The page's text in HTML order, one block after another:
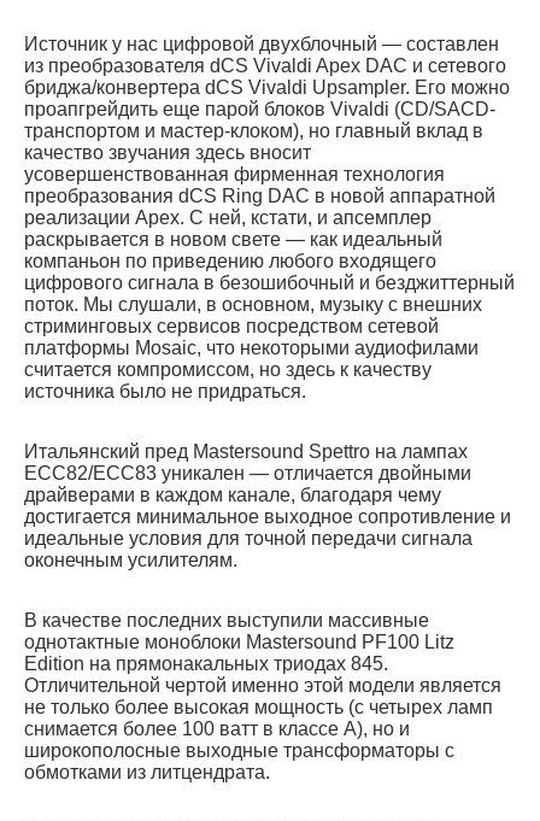
Источник у нас цифровой двухблочный — составлен
из преобразователя dCS Vivaldi Apex DAC и сетевого
бриджа/конвертера dCS Vivaldi Upsampler. Его можно
проапгрейдить еще парой блоков Vivaldi (CD/SACD-
транспортом и мастер-клоком), но главный вклад в
качество звучания здесь вносит
усовершенствованная фирменная технология
преобразования dCS Ring DAC в новой аппаратной
реализации Apex. С ней, кстати, и апсемплер
раскрывается в новом свете — как идеальный
компаньон по приведению любого входящего
цифрового сигнала в безошибочный и безджиттерный
поток. Мы слушали, в основном, музыку с внешних
стриминговых сервисов посредством сетевой
платформы Mosaic, что некоторыми аудиофилами
считается компромиссом, но здесь к качеству
источника было не придраться.
Итальянский пред Mastersound Spettro на лампах
ECC82/ECC83 уникален — отличается двойными
драйверами в каждом канале, благодаря чему
достигается минимальное выходное сопротивление и
идеальные условия для точной передачи сигнала
оконечным усилителям.
В качестве последних выступили массивные
однотактные моноблоки Mastersound PF100 Litz
Edition на прямонакальных триодах 845.
Отличительной чертой именно этой модели является
не только более высокая мощность (с четырех ламп
снимается более 100 ватт в классе А), но и
широкополосные выходные трансформаторы с
обмотками из литцендрата.